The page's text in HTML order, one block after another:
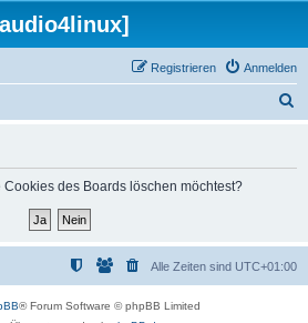
Anmelden
Registrieren
Cookies des Boards löschen möchtest?
Alle Zeiten sind UTC+01:00
® Forum Software © phpBB Limited